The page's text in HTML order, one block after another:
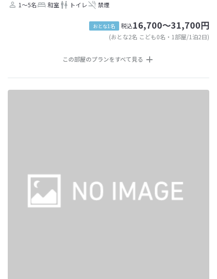
1～5名 和室 トイレ 禁煙
おとな1名 税込16,700～31,700円
(おとな2名 こども0名・1部屋/1泊2日)
この部屋のプランをすべて見る